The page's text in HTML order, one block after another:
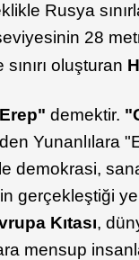
Rusya
28
oluşturan
demektir.
Yunanlılara
demokrasi,
gerçekleştiği
Kıtası,
mensup